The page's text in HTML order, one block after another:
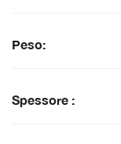
Peso:
Spessore :